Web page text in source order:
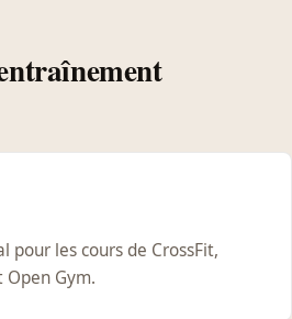
pour les cours de CrossFit,
Gym.